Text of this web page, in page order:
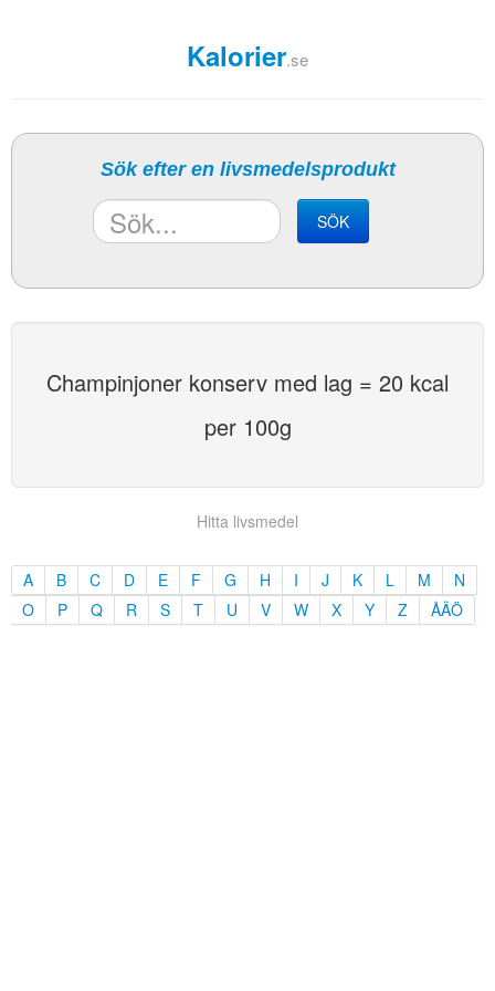
Kalorier.se
Sök efter en livsmedelsprodukt
SÖK
Champinjoner konserv med lag = 20 kcal
per 100g
Hitta livsmedel
A B C D E F G H I J K L M
N
O
P Q R S T U V W X Y Z ÅÄÖ